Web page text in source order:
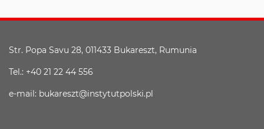
Str. Popa Savu 28, 011433 Bukareszt, Rumunia
Tel.: +40 21 22 44 556
e-mail: bukareszt@instytutpolski.pl